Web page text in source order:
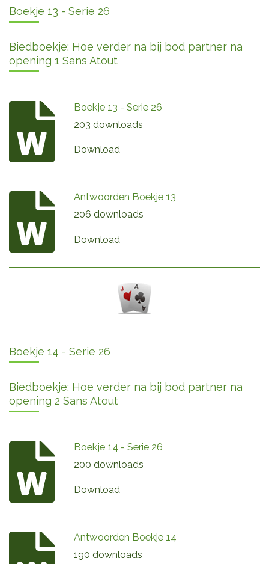
Boekje 13 - Serie 26
Biedboekje: Hoe verder na bij bod partner na
opening 1 Sans Atout
Boekje 13 - Serie 26
203 downloads
Download
Antwoorden Boekje 13
206 downloads
Download
Boekje 14 - Serie 26
Biedboekje: Hoe verder na bij bod partner na
opening 2 Sans Atout
Boekje 14 - Serie 26
200 downloads
Download
Antwoorden Boekje 14
190 downloads